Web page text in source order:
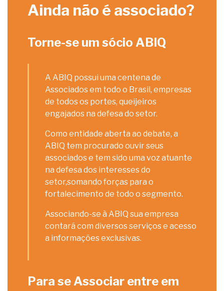
Ainda não é associado?
Torne-se um sócio ABIQ
A ABIQ possui uma centena de
Associados em todo o Brasil, empresas
de todos os portes, queijeiros
engajados na defesa do setor.
Como entidade aberta ao debate, a
ABIQ tem procurado ouvir seus
associados e tem sido uma voz atuante
na defesa dos interesses do
setor,somando forças para o
fortalecimento de todo o segmento.
Associando-se à ABIQ sua empresa
contará com diversos serviços e acesso
a informações exclusivas.
Para se Associar entre em